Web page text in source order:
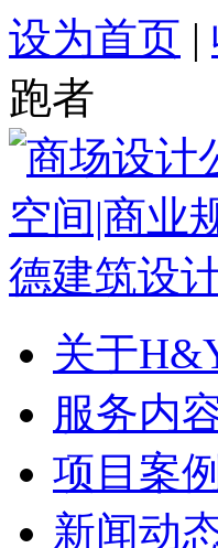
设为首页 |
跑者
关于
服务内
项目案例
新闻动